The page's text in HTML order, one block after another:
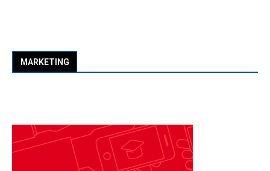
MARKETING